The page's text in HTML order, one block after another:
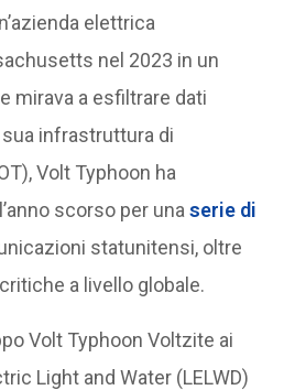
elettrica
nel 2023 in un
mirava a esfiltrare dati
infrastruttura di
Volt Typhoon ha
scorso per una serie di
statunitensi, oltre
a livello globale.
Volt Typhoon Voltzite ai
Light and Water (LELWD)